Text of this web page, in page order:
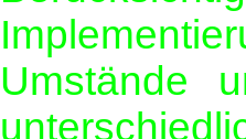
Umstände